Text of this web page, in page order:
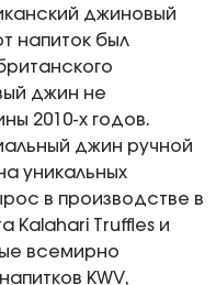
джиновый
напиток был
джин не
2010-х годов.
джин ручной
уникальных
в производстве в
Kalahari Truffles и
всемирно
KWV,